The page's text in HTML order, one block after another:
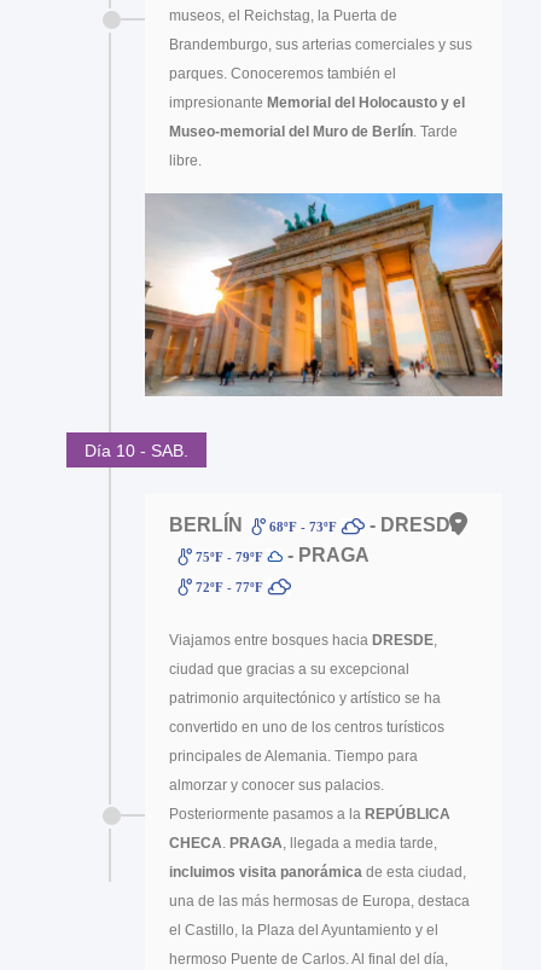
museos, el Reichstag, la Puerta de
Brandemburgo, sus arterias comerciales y sus
parques. Conoceremos también el
impresionante Memorial del Holocausto y el
Museo-memorial del Muro de Berlín. Tarde
libre.
Día 10 - SAB.
BERLÍN 68ºF - 73ºF - DRESDE
75ºF - 79ºF - PRAGA
72ºF - 77ºF
Viajamos entre bosques hacia DRESDE,
ciudad que gracias a su excepcional
patrimonio arquitectónico y artístico se ha
convertido en uno de los centros turísticos
principales de Alemania. Tiempo para
almorzar y conocer sus palacios.
Posteriormente pasamos a la REPÚBLICA
CHECA. PRAGA, llegada a media tarde,
incluimos visita panorámica de esta ciudad,
una de las más hermosas de Europa, destaca
el Castillo, la Plaza del Ayuntamiento y el
hermoso Puente de Carlos. Al final del día,